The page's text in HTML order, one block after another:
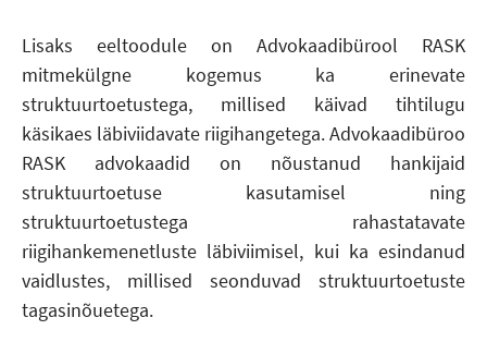
Lisaks eeltoodule on Advokaadibürool RASK
mitmekülgne kogemus ka erinevate
struktuurtoetustega, millised käivad tihtilugu
käsikaes läbiviidavate riigihangetega. Advokaadibüroo
RASK advokaadid on nõustanud hankijaid
struktuurtoetuse kasutamisel ning
struktuurtoetustega rahastatavate
riigihankemenetluste läbiviimisel, kui ka esindanud
vaidlustes, millised seonduvad struktuurtoetuste
tagasinõuetega.